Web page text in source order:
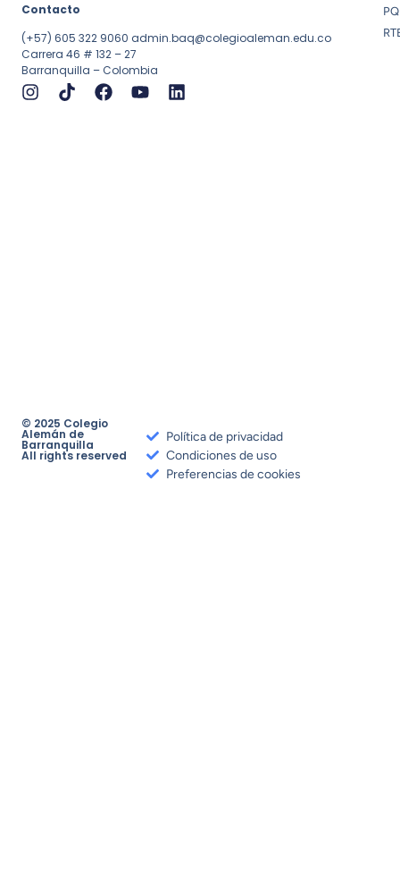
Contacto
(+57) 605 322 9060 admin.baq@colegioaleman.edu.co
Carrera 46 # 132 – 27
Barranquilla – Colombia
© 2025 Colegio
Alemán de
Barranquilla
All rights reserved
Política de privacidad
Condiciones de uso
Preferencias de cookies